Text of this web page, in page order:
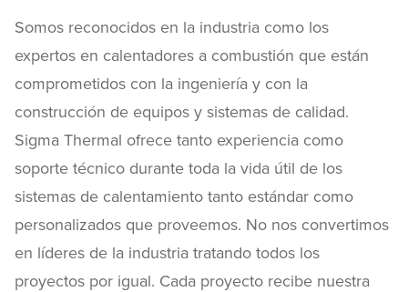
Somos reconocidos en la industria como los
expertos en calentadores a combustión que están
comprometidos con la ingeniería y con la
construcción de equipos y sistemas de calidad.
Sigma Thermal ofrece tanto experiencia como
soporte técnico durante toda la vida útil de los
sistemas de calentamiento tanto estándar como
personalizados que proveemos. No nos convertimos
en líderes de la industria tratando todos los
proyectos por igual. Cada proyecto recibe nuestra